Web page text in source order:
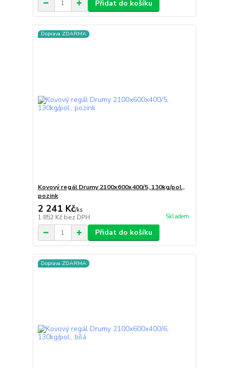
Přidat do košíku
Doprava ZDARMA
Kovový regál Drumy 2100x600x400/5, 130kg/pol.,
pozink
2 241 Kč/ks
1 852 Kč bez DPH Skladem
Přidat do košíku
Doprava ZDARMA